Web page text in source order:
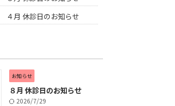
４月 休診日のお知らせ
お知らせ
８月 休診日のお知らせ
2026/7/29